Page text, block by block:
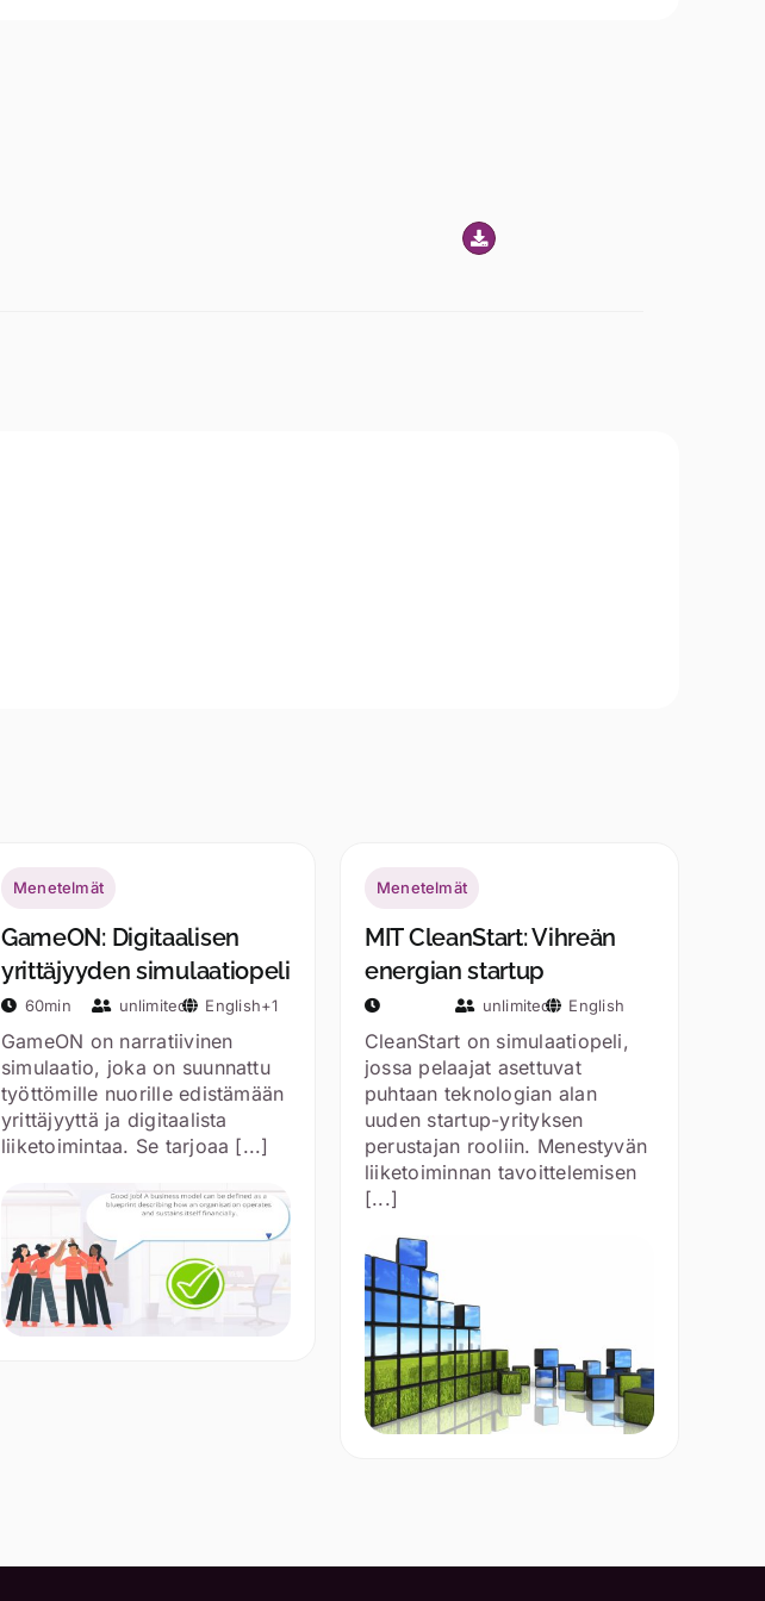
Menetelmät
GameON: Digitaalisen
yrittäjyyden simulaatiopeli
60min unlimited English+1
GameON on narratiivinen
simulaatio, joka on suunnattu
työttömille nuorille edistämään
yrittäjyyttä ja digitaalista
liiketoimintaa. Se tarjoaa [...]
Menetelmät
MIT CleanStart: Vihreän
energian startup
unlimited English
CleanStart on simulaatiopeli,
jossa pelaajat asettuvat
puhtaan teknologian alan
uuden startup-yrityksen
perustajan rooliin. Menestyvän
liiketoiminnan tavoittelemisen
[...]